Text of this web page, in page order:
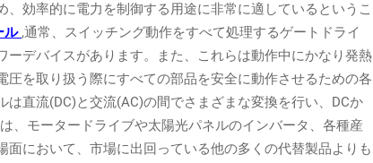
効率的に電力を制御する用途に非常に適しているというこ
ル ,通常、スイッチング動作をすべて処理するゲートドライ
デバイスがあります。また、これらは動作中にかなり発熱
を取り扱う際にすべての部品を安全に動作させるための各
直流(DC)と交流(AC)の間でさまざまな変換を行い、DCか
、モータードライブや太陽光パネルのインバータ、各種産
において、市場に出回っている他の多くの代替製品よりも